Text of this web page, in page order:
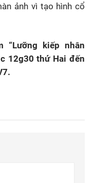
ảnh vì tạo hình cổ
kiếp nhân
12g30 thứ Hai đến